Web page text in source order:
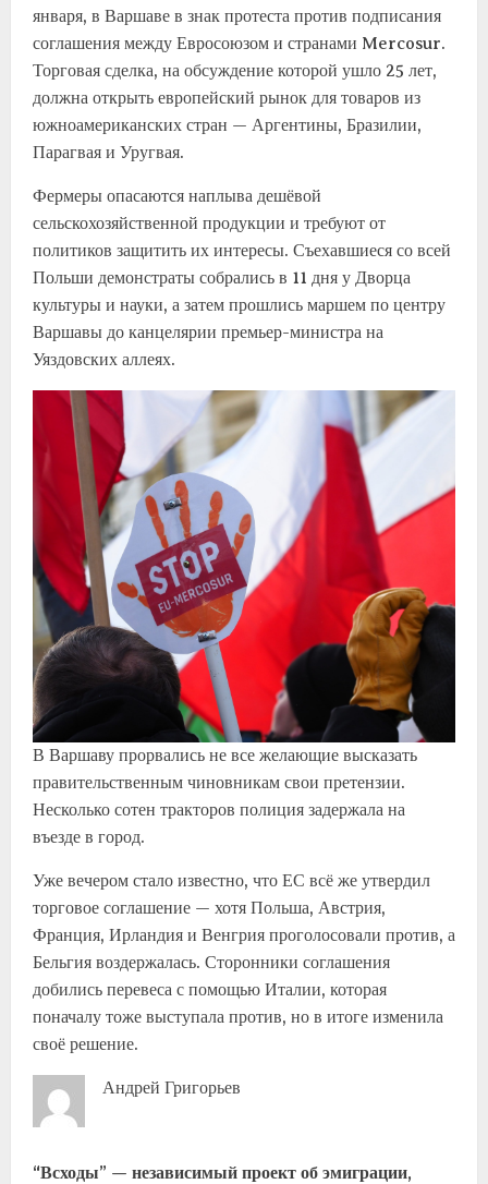
января, в Варшаве в знак протеста против подписания
соглашения между Евросоюзом и странами Mercosur.
Торговая сделка, на обсуждение которой ушло 25 лет,
должна открыть европейский рынок для товаров из
южноамериканских стран — Аргентины, Бразилии,
Парагвая и Уругвая.
Фермеры опасаются наплыва дешёвой
сельскохозяйственной продукции и требуют от
политиков защитить их интересы. Съехавшиеся со всей
Польши демонстраты собрались в 11 дня у Дворца
культуры и науки, а затем прошлись маршем по центру
Варшавы до канцелярии премьер-министра на
Уяздовских аллеях.
В Варшаву прорвались не все желающие высказать
правительственным чиновникам свои претензии.
Несколько сотен тракторов полиция задержала на
въезде в город.
Уже вечером стало известно, что ЕС всё же утвердил
торговое соглашение — хотя Польша, Австрия,
Франция, Ирландия и Венгрия проголосовали против, а
Бельгия воздержалась. Сторонники соглашения
добились перевеса с помощью Италии, которая
поначалу тоже выступала против, но в итоге изменила
своё решение.
Андрей Григорьев
“Всходы” — независимый проект об эмиграции,